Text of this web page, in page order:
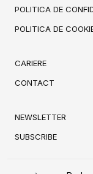
POLITICA DE
POLITICA DE
CARIERE
CONTACT
NEWSLETTER
SUBSCRIBE